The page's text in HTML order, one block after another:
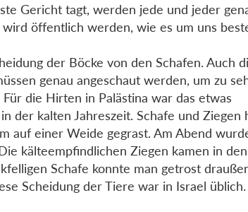
Gericht tagt, werden jede und jeder
wird öffentlich werden, wie es um uns
der Böcke von den Schafen. Auch
genau angeschaut werden, um zu
die Hirten in Palästina war das etwas
der kalten Jahreszeit. Schafe und Ziegen
auf einer Weide gegrast. Am Abend
kälteempfindlichen Ziegen kamen in den
Schafe konnte man getrost
Scheidung der Tiere war in Israel üblich.